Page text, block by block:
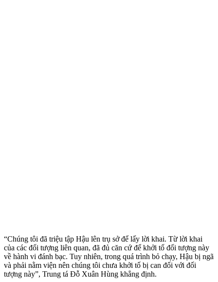
“Chúng tôi đã triệu tập Hậu lên trụ sở để lấy lời khai. Từ lời khai
của các đối tượng liên quan, đã đủ căn cứ để khởi tố đối tượng này
về hành vi đánh bạc. Tuy nhiên, trong quá trình bỏ chạy, Hậu bị ngã
và phải nằm viện nên chúng tôi chưa khởi tố bị can đối với đối
tượng này”, Trung tá Đỗ Xuân Hùng khẳng định.